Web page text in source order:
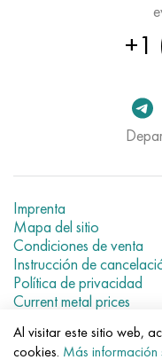
+1
Imprenta
Mapa del sitio
Condiciones de venta
Instrucción de
Política de privacidad
Current metal prices
© 2007–2026 «Evek
Al visitar este sitio web,
cookies. Más